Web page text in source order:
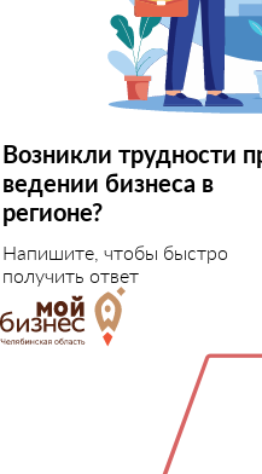
Возникли трудности
ведении бизнеса в
регионе?
Напишите, чтобы быстро
получить ответ